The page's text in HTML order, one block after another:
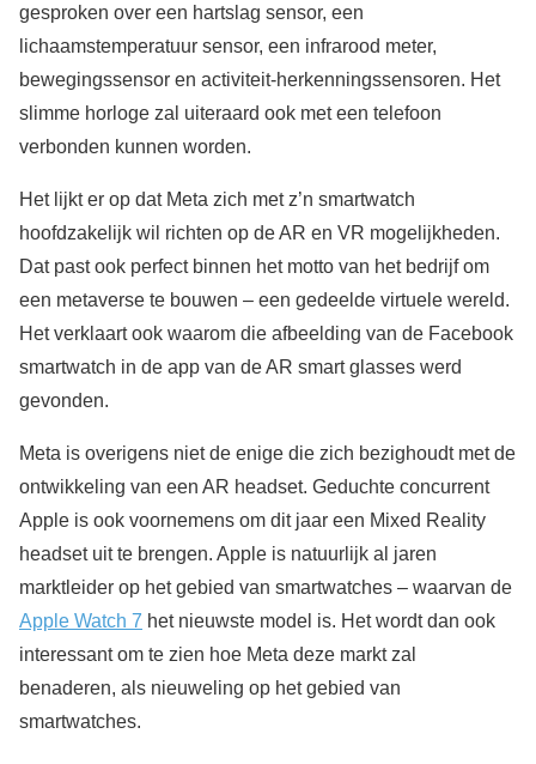
gesproken over een hartslag sensor, een
lichaamstemperatuur sensor, een infrarood meter,
bewegingssensor en activiteit-herkenningssensoren. Het
slimme horloge zal uiteraard ook met een telefoon
verbonden kunnen worden.
Het lijkt er op dat Meta zich met z’n smartwatch
hoofdzakelijk wil richten op de AR en VR mogelijkheden.
Dat past ook perfect binnen het motto van het bedrijf om
een metaverse te bouwen – een gedeelde virtuele wereld.
Het verklaart ook waarom die afbeelding van de Facebook
smartwatch in de app van de AR smart glasses werd
gevonden.
Meta is overigens niet de enige die zich bezighoudt met de
ontwikkeling van een AR headset. Geduchte concurrent
Apple is ook voornemens om dit jaar een Mixed Reality
headset uit te brengen. Apple is natuurlijk al jaren
marktleider op het gebied van smartwatches – waarvan de
Apple Watch 7 het nieuwste model is. Het wordt dan ook
interessant om te zien hoe Meta deze markt zal
benaderen, als nieuweling op het gebied van
smartwatches.